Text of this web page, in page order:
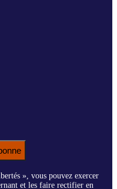
», vous pouvez exercer
et les faire rectifier en